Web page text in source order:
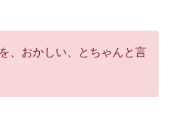
、おかしい、とちゃんと言